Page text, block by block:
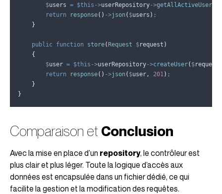
$users = $this->userRepository->getAllActiveUsers
return
response() ->json ( $users ) ;
}
public function store( Request $request )
{
$user = $this->userRepository->createUser( $request
return
response() ->json ( $user, 201) ;
}
}
Comparaison et Conclusion
Avec la mise en place d’un repository, le contrôleur est
plus clair et plus léger. Toute la logique d’accès aux
données est encapsulée dans un fichier dédié, ce qui
facilite la gestion et la modification des requêtes.